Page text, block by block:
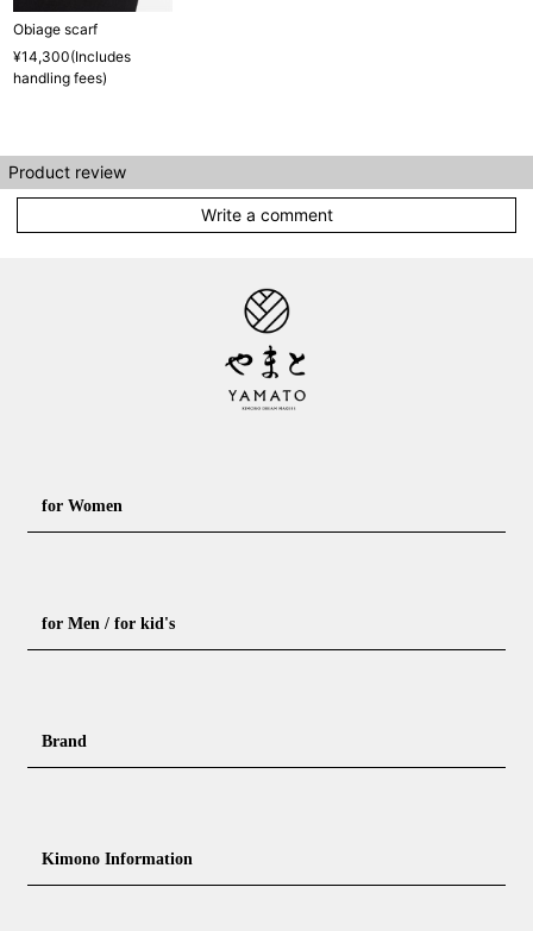
Obiage scarf
¥14,300(Includes
handling fees)
Product review
Write a comment
for Women
Casual kimono Outerwear
Footwear ＆ bag
for Men / for kid's
Men's Yukata Obi for men
Brand
Y. & SONS THE YARD
Kimono Information